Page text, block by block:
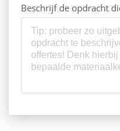
Beschrijf de opdracht